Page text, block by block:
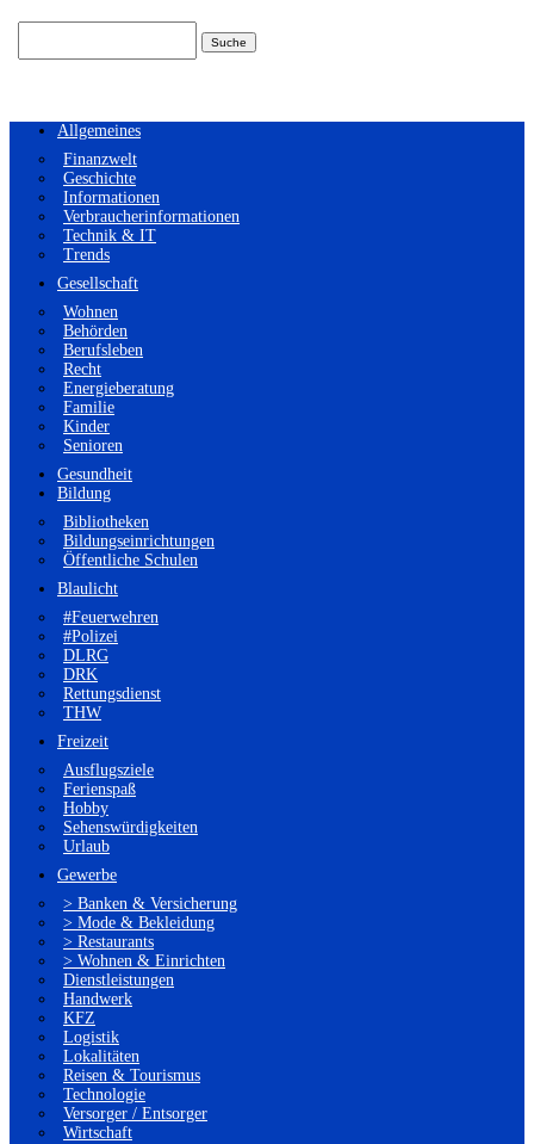
Allgemeines
Finanzwelt
Geschichte
Informationen
Verbraucherinformationen
Technik & IT
Trends
Gesellschaft
Wohnen
Behörden
Berufsleben
Recht
Energieberatung
Familie
Kinder
Senioren
Gesundheit
Bildung
Bibliotheken
Bildungseinrichtungen
Öffentliche Schulen
Blaulicht
#Feuerwehren
#Polizei
DLRG
DRK
Rettungsdienst
THW
Freizeit
Ausflugsziele
Ferienspaß
Hobby
Sehenswürdigkeiten
Urlaub
Gewerbe
> Banken & Versicherung
> Mode & Bekleidung
> Restaurants
> Wohnen & Einrichten
Dienstleistungen
Handwerk
KFZ
Logistik
Lokalitäten
Reisen & Tourismus
Technologie
Versorger / Entsorger
Wirtschaft